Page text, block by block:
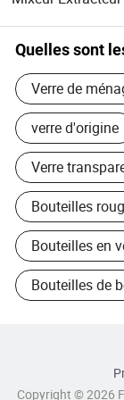
De Jus De Fruits
Mixeur
Quelles sont
Verre de
verre d'origine
Verre
Bouteilles
Bouteilles en
Bouteilles de
Copyright © 2026